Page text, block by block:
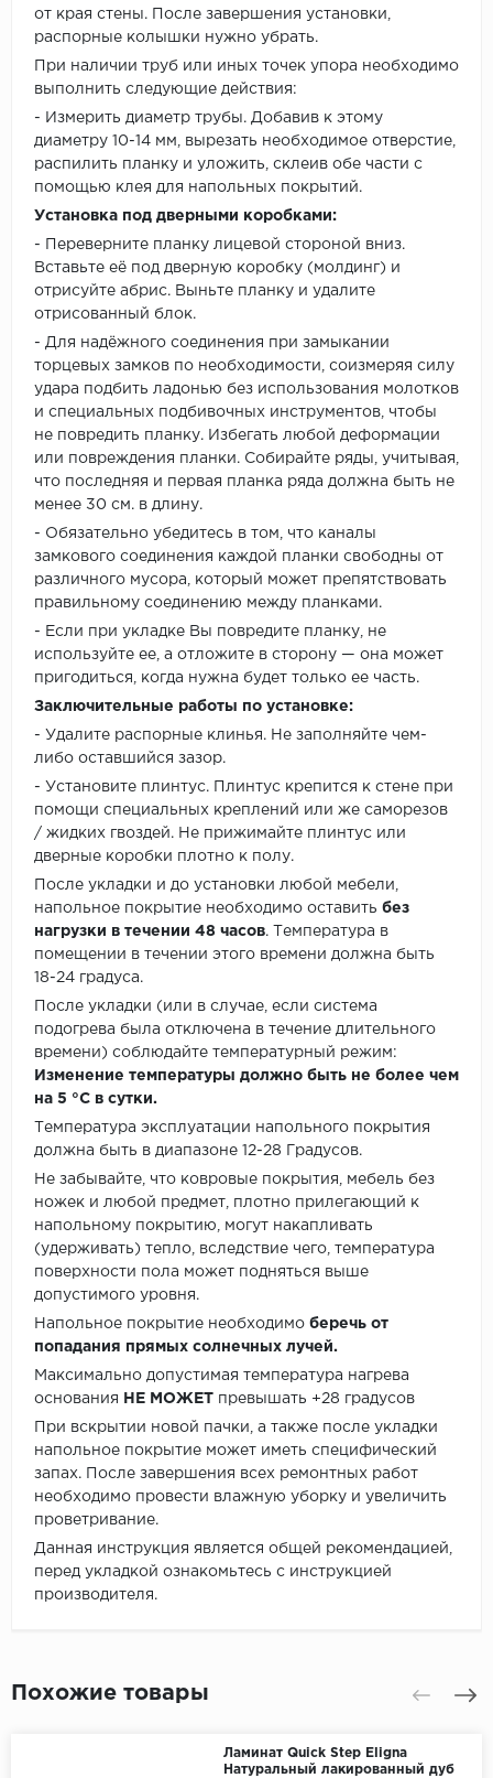
от края стены. После завершения установки,
распорные колышки нужно убрать.
При наличии труб или иных точек упора необходимо
выполнить следующие действия:
- Измерить диаметр трубы. Добавив к этому
диаметру 10-14 мм, вырезать необходимое отверстие,
распилить планку и уложить, склеив обе части с
помощью клея для напольных покрытий.
Установка под дверными коробками:
- Переверните планку лицевой стороной вниз.
Вставьте её под дверную коробку (молдинг) и
отрисуйте абрис. Выньте планку и удалите
отрисованный блок.
- Для надёжного соединения при замыкании
торцевых замков по необходимости, соизмеряя силу
удара подбить ладонью без использования молотков
и специальных подбивочных инструментов, чтобы
не повредить планку. Избегать любой деформации
или повреждения планки. Собирайте ряды, учитывая,
что последняя и первая планка ряда должна быть не
менее 30 см. в длину.
- Обязательно убедитесь в том, что каналы
замкового соединения каждой планки свободны от
различного мусора, который может препятствовать
правильному соединению между планками.
- Если при укладке Вы повредите планку, не
используйте ее, а отложите в сторону — она может
пригодиться, когда нужна будет только ее часть.
Заключительные работы по установке:
- Удалите распорные клинья. Не заполняйте чем-
либо оставшийся зазор.
- Установите плинтус. Плинтус крепится к стене при
помощи специальных креплений или же саморезов
/ жидких гвоздей. Не прижимайте плинтус или
дверные коробки плотно к полу.
После укладки и до установки любой мебели,
напольное покрытие необходимо оставить без
нагрузки в течении 48 часов. Температура в
помещении в течении этого времени должна быть
18-24 градуса.
После укладки (или в случае, если система
подогрева была отключена в течение длительного
времени) соблюдайте температурный режим:
Изменение температуры должно быть не более чем
на 5 °C в сутки.
Температура эксплуатации напольного покрытия
должна быть в диапазоне 12-28 Градусов.
Не забывайте, что ковровые покрытия, мебель без
ножек и любой предмет, плотно прилегающий к
напольному покрытию, могут накапливать
(удерживать) тепло, вследствие чего, температура
поверхности пола может подняться выше
допустимого уровня.
Напольное покрытие необходимо беречь от
попадания прямых солнечных лучей.
Максимально допустимая температура нагрева
основания
НЕ МОЖЕТ превышать +28 градусов
При вскрытии новой пачки, а также после укладки
напольное покрытие может иметь специфический
запах. После завершения всех ремонтных работ
необходимо провести влажную уборку и увеличить
проветривание.
Данная инструкция является общей рекомендацией,
перед укладкой ознакомьтесь с инструкцией
производителя.
Похожие товары
Ламинат Quick Step Eligna
Натуральный лакированный дуб